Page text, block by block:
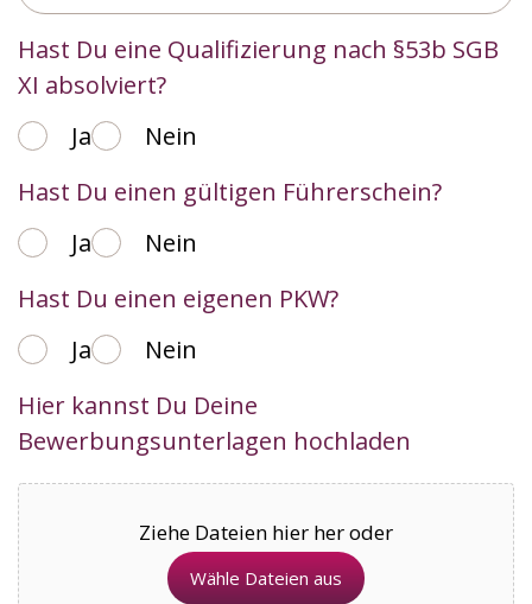
Hast Du eine Qualifizierung nach §53b SGB
XI absolviert?
Ja
Nein
Hast Du einen gültigen Führerschein?
Ja
Nein
Hast Du einen eigenen PKW?
Ja
Nein
Hier kannst Du Deine
Bewerbungsunterlagen hochladen
Ziehe Dateien hier her oder
Wähle Dateien aus